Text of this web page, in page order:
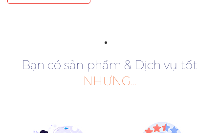
Bạn có sản phẩm & Dịch vụ tốt
NHƯNG...